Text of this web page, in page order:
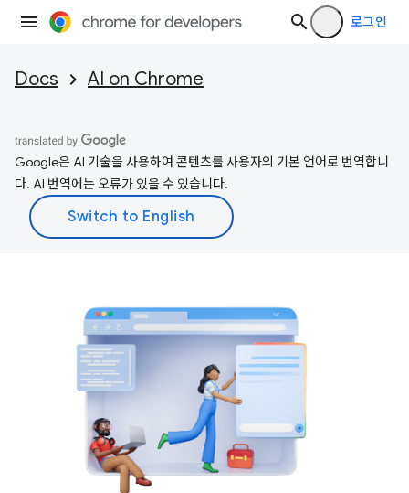
로그인
Docs AI on Chrome
Google은 AI 기술을 사용하여 콘텐츠를 사용자의 기본 언어로 번역합니
다. AI 번역에는 오류가 있을 수 있습니다.